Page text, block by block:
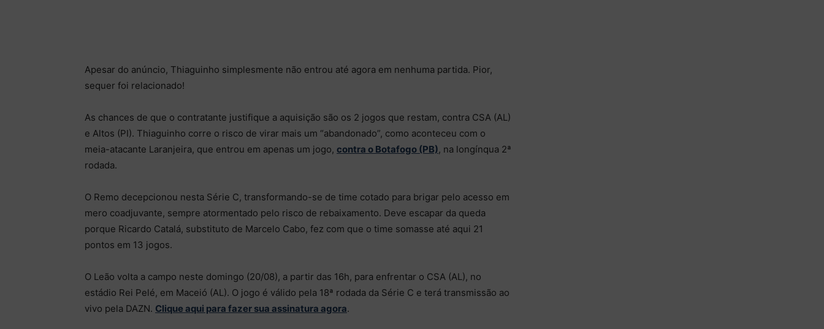
Apesar do anúncio, Thiaguinho simplesmente não entrou até agora em nenhuma partida. Pior,
sequer foi relacionado!
As chances de que o contratante justifique a aquisição são os 2 jogos que restam, contra CSA (AL)
e Altos (PI). Thiaguinho corre o risco de virar mais um “abandonado”, como aconteceu com o
meia-atacante Laranjeira, que entrou em apenas um jogo, contra o Botafogo (PB), na longínqua 2ª
rodada.
O Remo decepcionou nesta Série C, transformando-se de time cotado para brigar pelo acesso em
mero coadjuvante, sempre atormentado pelo risco de rebaixamento. Deve escapar da queda
porque Ricardo Catalá, substituto de Marcelo Cabo, fez com que o time somasse até aqui 21
pontos em 13 jogos.
O Leão volta a campo neste domingo (20/08), a partir das 16h, para enfrentar o CSA (AL), no
estádio Rei Pelé, em Maceió (AL). O jogo é válido pela 18ª rodada da Série C e terá transmissão ao
vivo pela DAZN. Clique aqui para fazer sua assinatura agora.